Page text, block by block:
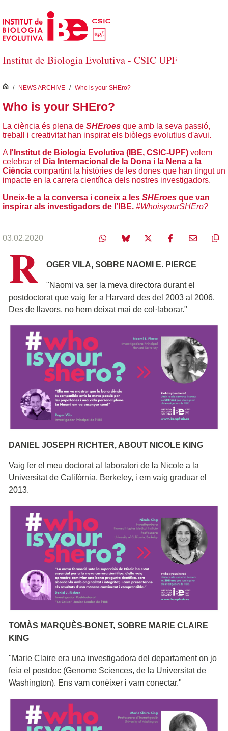
Salta al contingut principal
Institut de Biologia Evolutiva - CSIC UPF
inici
/ NEWS ARCHIVE / Who is your SHEro?
Who is your SHEro?
La ciència és plena de SHEroes que amb la seva passió,
treball i creativitat han inspirat els biòlegs evolutius d'avui.
A l'Institut de Biologia Evolutiva (IBE, CSIC-UPF) volem
celebrar el
Dia Internacional de la Dona i la Nena a la
Ciència compartint la històries de les dones que han tingut un
impacte en la carrera científica dels nostres investigadors.
Uneix-te a la conversa i coneix a les SHEroes que van
inspirar als investigadors de l'IBE. #WhoisyourSHEro?
03.02.2020
R OGER VILA, SOBRE NAOMI E. PIERCE
"Naomi va ser la meva directora durant el
postdoctorat que vaig fer a Harvard des del 2003 al 2006.
Des de llavors, no hem deixat mai de col·laborar."
DANIEL JOSEPH RICHTER, ABOUT NICOLE KING
Vaig fer el meu doctorat al laboratori de la Nicole a la
Universitat de Califòrnia, Berkeley, i em vaig graduar el
2013.
TOMÀS MARQUÈS-BONET, SOBRE MARIE CLAIRE
KING
"Marie Claire era una investigadora del departament on jo
feia el postdoc (Genome Sciences, de la Universitat de
Washington). Ens vam conèixer i vam conectar."